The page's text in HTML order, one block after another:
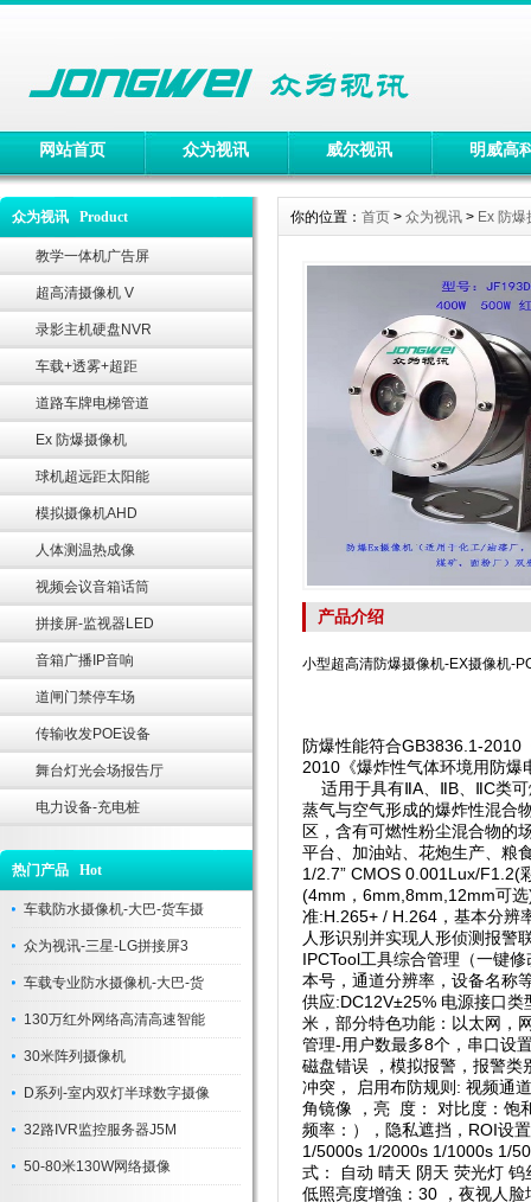
网站首页 众为视讯 威尔视讯 明威高
众为视讯 Product
教学一体机广告屏
超高清摄像机 V
录影主机硬盘NVR
车载+透雾+超距
道路车牌电梯管道
Ex 防爆摄像机
球机超远距太阳能
模拟摄像机AHD
人体测温热成像
视频会议音箱话筒
拼接屏-监视器LED
音箱广播IP音响
道闸门禁停车场
传输收发POE设备
舞台灯光会场报告厅
电力设备-充电桩
热门产品 Hot
车载防水摄像机-大巴-货车摄
众为视讯-三星-LG拼接屏3
车载专业防水摄像机-大巴-货
130万红外网络高清高速智能
30米阵列摄像机
D系列-室内双灯半球数字摄像
32路IVR监控服务器J5M
50-80米130W网络摄像
你的位置： 首页 > 众为视讯 > Ex 防爆
产品介绍
小型超高清防爆摄像机-EX摄像机-
防爆性能符合GB3836.1-2010
2010《爆炸性气体环境用防爆
适用于具有ⅡA、ⅡB、ⅡC类
蒸气与空气形成的爆炸性混合
区，含有可燃性粉尘混合物的
平台、加油站、花炮生产、
1/2.7” CMOS 0.001Lux/F1.2(
(4mm，6mm,8mm,12mm可
准:H.265+ / H.264，基本分辨
人形识别并实现人形侦测报警
IPCTool工具综合管理（一键
本号，通道分辨率，设备名称
供应:DC12V±25% 电源接口
米，部分特色功能：以太网，
管理-用户数最多8个，串口设
磁盘错误 ，模拟报警，报警类
冲突， 启用布防规则: 视频通
角镜像 ，亮 度： 对比度：饱
频率：），隐私遮挡，ROI设
1/5000s 1/2000s 1/1000s 1/
式： 自动 晴天 阴天 荧光灯
低照亮度增強：30 ，夜视人脸